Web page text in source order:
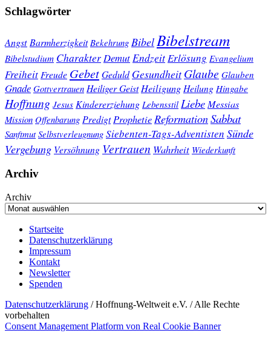
Schlagwörter
Angst Barmherzigkeit Bekehrung Bibel Bibelstream
Bibelstudium Charakter Demut EndzeitErlösung Evangelium
Freiheit Freude GebetGeduld Gesundheit Glaube Glauben
Gnade Gottvertrauen Heiliger Geist Heiligung Heilung Hingabe
Hoffnung Jesus Kindererziehung Lebensstil Liebe Messias
Mission Offenbarung Predigt Prophetie ReformationSabbat
Sanftmut Selbstverleugnung Siebenten-Tags-Adventisten Sünde
Vergebung Versöhnung Vertrauen Wahrheit Wiederkunft
Archiv
Archiv
Startseite
Datenschutzerklärung
Impressum
Kontakt
Newsletter
Spenden
Datenschutzerklärung / Hoffnung-Weltweit e.V. / Alle Rechte
vorbehalten
Consent Management Platform von Real Cookie Banner